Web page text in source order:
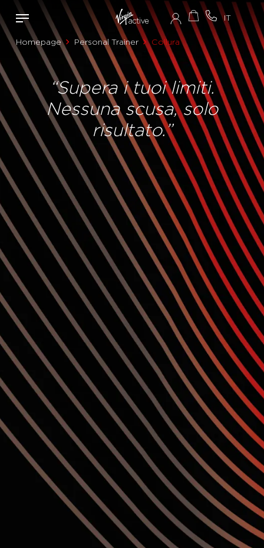
Homepage Personal Trainer Collura
“Supera i tuoi limiti.
Nessuna scusa, solo
risultato.”